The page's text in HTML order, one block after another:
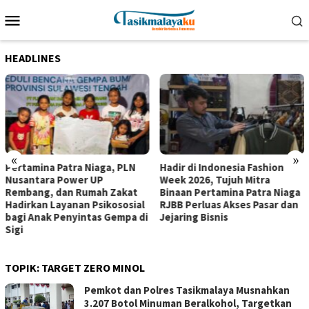
ke
Mobile
HEADLINES
« »
Pertamina Patra Niaga, PLN
Nusantara Power UP
Rembang, dan Rumah Zakat
Hadirkan Layanan Psikososial
bagi Anak Penyintas Gempa di
Sigi
Hadir di Indonesia Fashion
Week 2026, Tujuh Mitra
Binaan Pertamina Patra Niaga
RJBB Perluas Akses Pasar dan
Jejaring Bisnis
TOPIK: TARGET ZERO MINOL
Pemkot dan Polres Tasikmalaya Musnahkan
3.207 Botol Minuman Beralkohol, Targetkan